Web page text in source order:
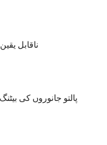
ناقابل
پالتو جانوروں کی